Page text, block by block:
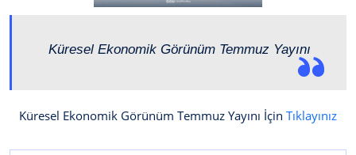
Küresel Ekonomik Görünüm Temmuz Yayını
Küresel Ekonomik Görünüm Temmuz Yayını İçin Tıklayınız